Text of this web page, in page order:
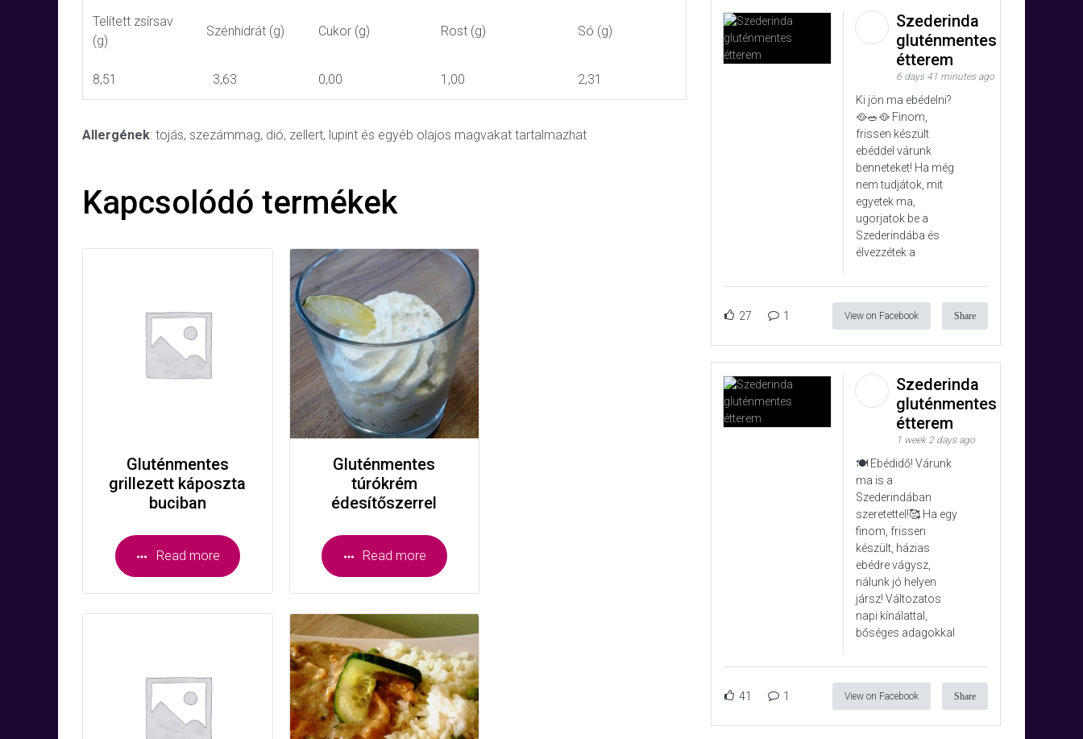
Telített zsírsav
(g)
Szénhidrát (g) Cukor (g) Rost (g) Só (g)
8,51 3,63 0,00 1,00 2,31
Allergének: tojás, szezámmag, dió, zellert, lupint és egyéb olajos magvakat tartalmazhat
Kapcsolódó termékek
Gluténmentes
grillezett káposzta
buciban
Read more
Gluténmentes
túrókrém
édesítőszerrel
Read more
Szederinda
gluténmentes
étterem
6 days 41 minutes ago
Ki jön ma ebédelni?
🥘🥗🥘 Finom,
frissen készült
ebéddel várunk
benneteket! Ha még
nem tudjátok, mit
egyetek ma,
ugorjatok be a
Szederindába és
élvezzétek a
27 1 View on Facebook Share
Szederinda
gluténmentes
étterem
1 week 2 days ago
🍽️ Ebédidő! Várunk
ma is a
Szederindában
szeretettel!🥰 Ha egy
finom, frissen
készült, házias
ebédre vágysz,
nálunk jó helyen
jársz! Változatos
napi kínálattal,
bőséges adagokkal
41 1 View on Facebook Share